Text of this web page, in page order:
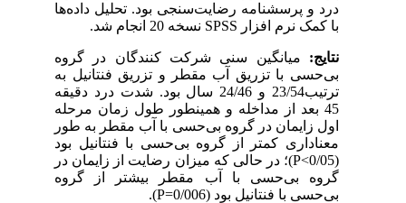
درد و پرسشنامه رضایت‌سنجی بود. تحلیل داده‌ها
با کمک نرم افزار SPSS نسخه 20 انجام شد.
میانگین سنی شرکت کنندگان در گروه
بی‌حسی با تزریق آب مقطر و تزریق فنتانیل به
شدت درد دقیقه
طول زمان مرحله
اول زایمان در گروه بی‌حسی با آب مقطر به طور
معناداری کمتر از گروه بی‌حسی با فنتانیل بود
)؛ در حالی کهمیزان رضایت از زایمان در
گروه بی‌حسی با آب مقطر بیشتر از گروه
بی‌حسی با فنتانیل بود (0/006=
P
).